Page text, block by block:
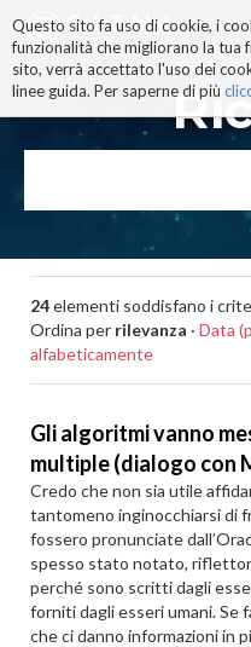
Questo sito fa uso di cookie, i
funzionalità che migliorano la tua
sito, verrà accettato l'uso dei
linee guida. Per saperne di più
ai
|
alla
24elementi soddisfano i
Ordina per rilevanza · Data
alfabeticamente
Gli algoritmi vanno
multiple (dialogo con
Credo che non sia utile
tantomeno inginocchiarsi di
fossero pronunciate
spesso stato notato,
perché sono scritti dagli
forniti dagli esseri umani.
che ci danno informazioni in